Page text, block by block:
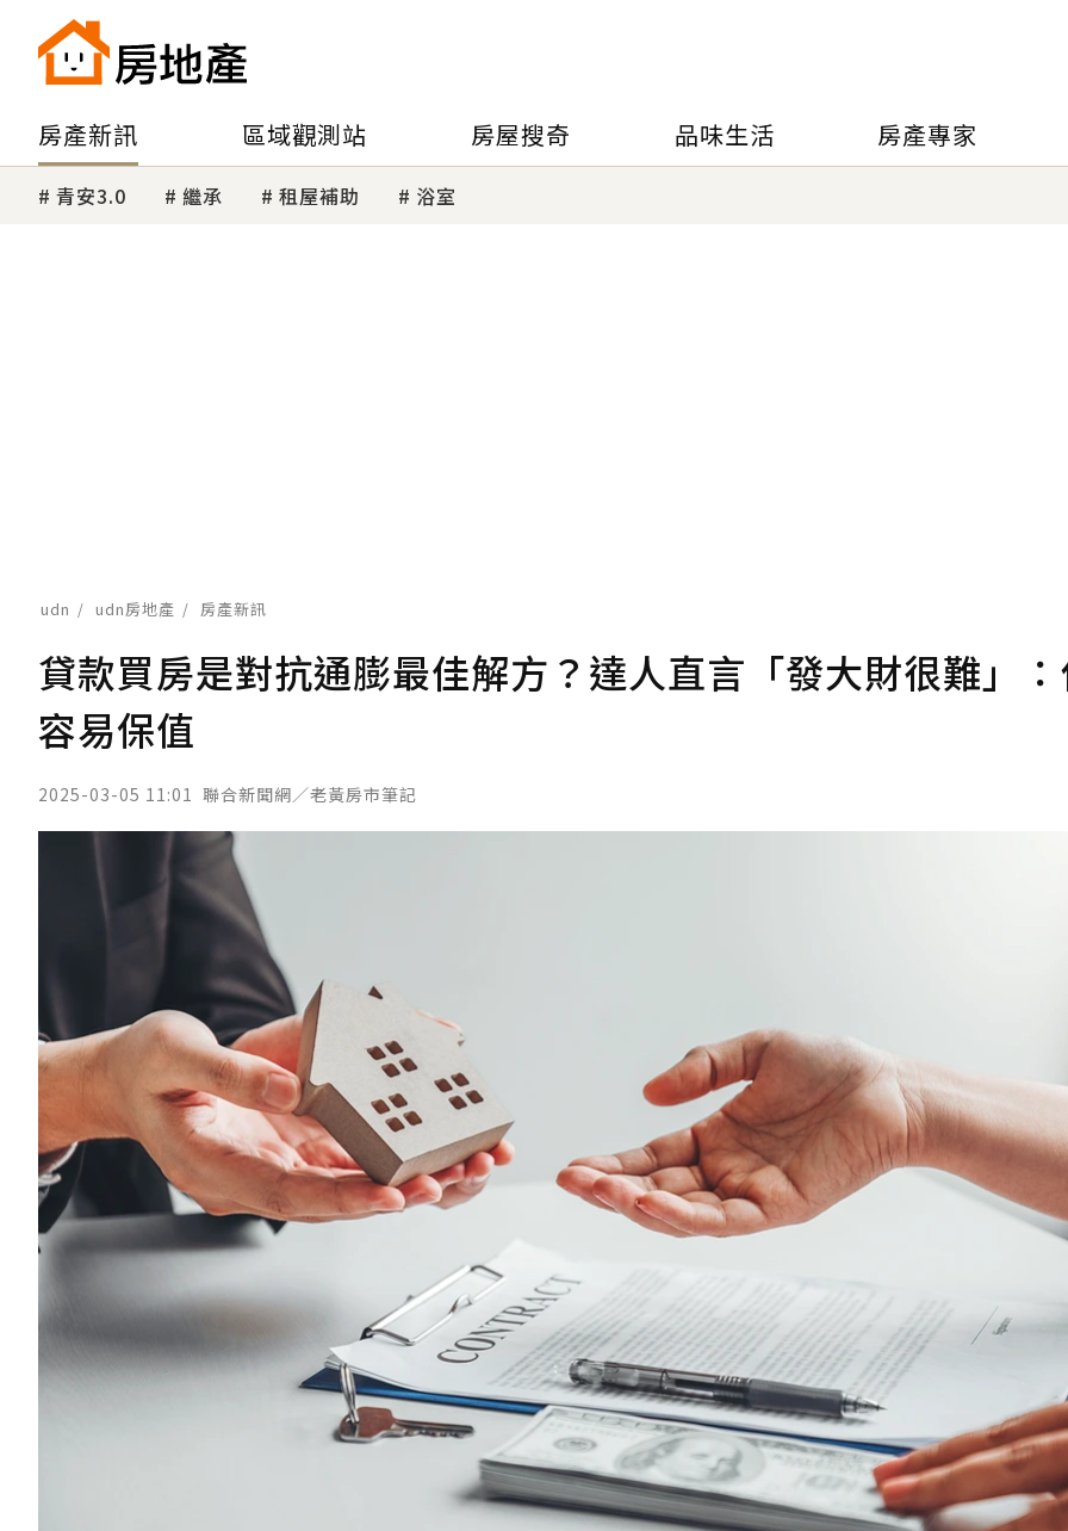
房產新訊 區域觀測站 房屋搜奇 品味生活 房產專家
青安3.0 繼承 租屋補助 浴室
udn udn房地產 房產新訊
貸款買房是對抗通膨最佳解方？達人直言「發大財很難」
容易保值
2025-03-05 11:01 聯合新聞網／老黃房市筆記